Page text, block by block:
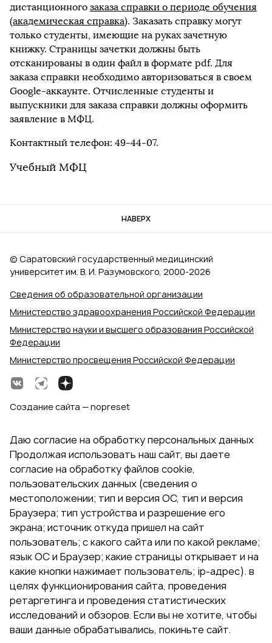
дистанционного заказа справки о периоде обучения
(академическая справка). Заказать справку могут
только студенты, имеющие на руках зачетную
книжку. Страницы зачетки должны быть
отсканированы в один файл в формате pdf. Для
заказа справки необходимо авторизоваться в своем
Google-аккаунте. Отчисленные студенты и
выпускники для заказа справки должны оформить
заявление в МФЦ.
Контактный телефон: 49-44-07.
Учебный МФЦ
НАВЕРХ
Сведения об образовательной организации
Министерство здравоохранения Российской Федерации
Министерство науки и высшего образования Российской
Федерации
Министерство просвещения Российской Федерации
© Саратовский государственный медицинский
университет им. В. И. Разумовского, 2000‑2026
Создание сайта — nopreset
Даю согласие на обработку персональных данных
Продолжая использовать наш сайт, вы даете
согласие на обработку файлов cookie,
пользовательских данных (сведения о
местоположении; тип и версия ОС, тип и версия
Браузера; тип устройства и разрешение его
экрана; источник откуда пришел на сайт
пользователь; с какого сайта или по какой рекламе;
язык ОС и Браузер; какие страницы открывает и на
какие кнопки нажимает пользователь; ip-адрес). в
целях функционирования сайта, проведения
ретаргетинга и проведения статистических
исследований и обзоров. Если вы не хотите, чтобы
ваши данные обрабатывались, покиньте сайт.